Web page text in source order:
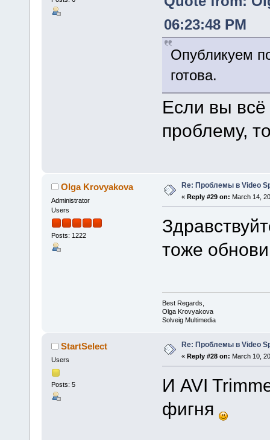
06:23:48 PM
Опубликуем
готова.
Если вы всё
проблему,
Olga Krovyakova
Administrator
Users
Posts: 1222
Re: Проблемы в Video
« Reply #29 on: March 14,
тоже
Best Regards,
Olga Krovyakova
Solveig Multimedia
StartSelect
Users
Posts: 5
Re: Проблемы в Video
« Reply #28 on: March 10,
И AVI
фигня